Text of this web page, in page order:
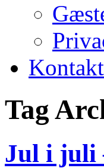
Tag
Jul i juli